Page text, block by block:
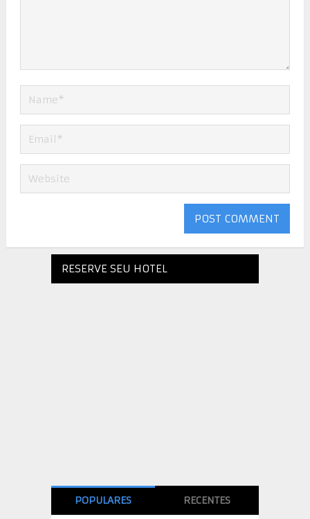
RESERVE SEU HOTEL
POPULARES RECENTES